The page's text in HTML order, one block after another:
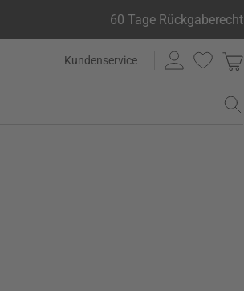
60 Tage Rückgaberecht
Kundenservice